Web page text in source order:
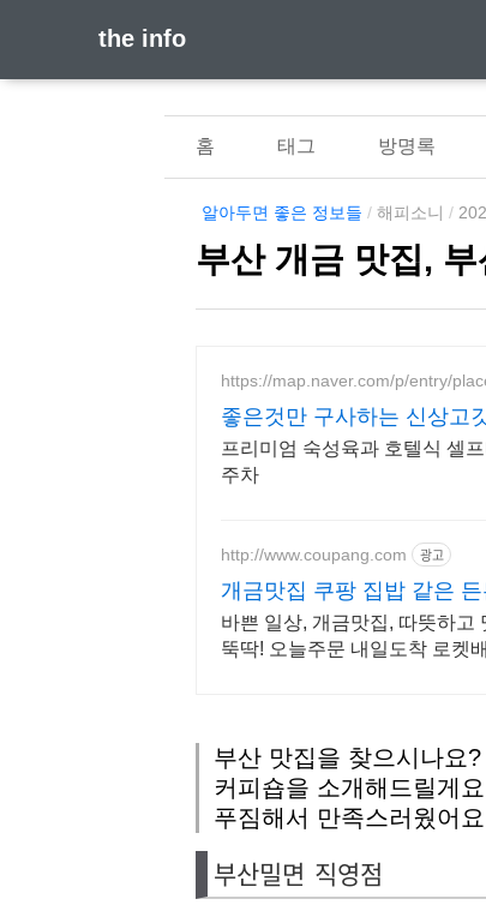
the info
홈 태그 방명록
알아두면 좋은 정보들 /해피소니 /
부산 개금 맛집,
https://map.naver.com/p/entry/
좋은것만 구사하는 신상고
프리미엄 숙성육과 호텔식 셀
주차
http://www.coupang.com 광고
개금맛집 쿠팡 집밥 같은 든
바쁜 일상, 개금맛집, 따뜻하고
뚝딱! 오늘주문 내일도착 로켓
부산 맛집을 찾으시나요
커피숍을 소개해드릴게
푸짐해서 만족스러웠어
부산밀면 직영점